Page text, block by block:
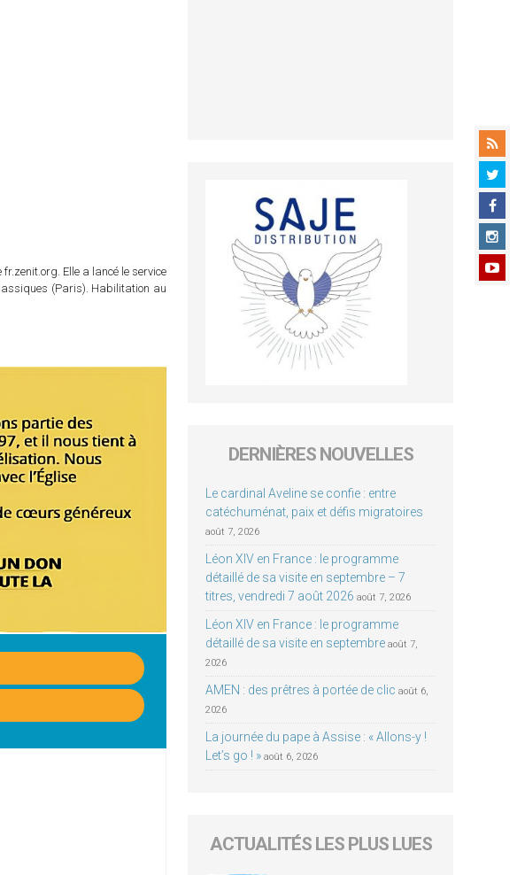
Elle a lancé le service
(Paris). Habilitation au
DERNIÈRES NOUVELLES
Le cardinal Aveline se confie : entre
catéchuménat, paix et défis migratoires
août 7, 2026
Léon XIV en France : le programme
détaillé de sa visite en septembre – 7
titres, vendredi 7 août 2026 août 7, 2026
Léon XIV en France : le programme
détaillé de sa visite en septembre août 7,
2026
AMEN : des prêtres à portée de clic août 6,
2026
La journée du pape à Assise : « Allons-y !
Let’s go ! » août 6, 2026
ACTUALITÉS LES PLUS LUES